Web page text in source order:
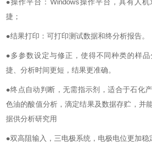
●操作平台：Windows操作平台，具有人机
捷；
●结果打印：可打印测试数据和终分析报告。
●多参数设定与修正，使得不同种类的样
捷、分析时间更短，结果更准确。
●终点自动判断，无需指示剂，适合于石化
色油的酸值分析，滴定结果及数据存贮，并
据供分析研究用
●双高阻输入，三电极系统，电极电位更加稳